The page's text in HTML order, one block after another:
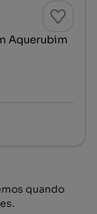
Aquerubim
quando